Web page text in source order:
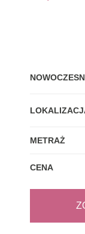
METRAŻ
CENA